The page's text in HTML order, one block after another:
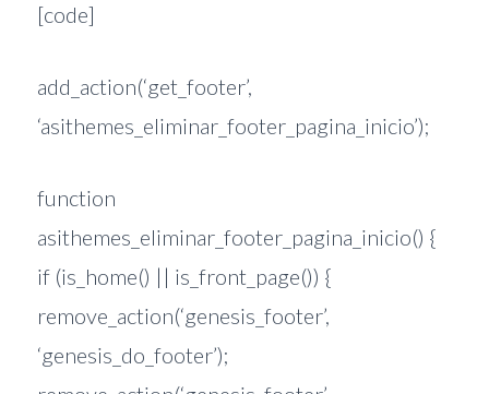
[code]
add_action(‘get_footer’,
‘asithemes_eliminar_footer_pagina_inicio’);
function
asithemes_eliminar_footer_pagina_inicio() {
if (is_home() || is_front_page()) {
remove_action(‘genesis_footer’,
‘genesis_do_footer’);